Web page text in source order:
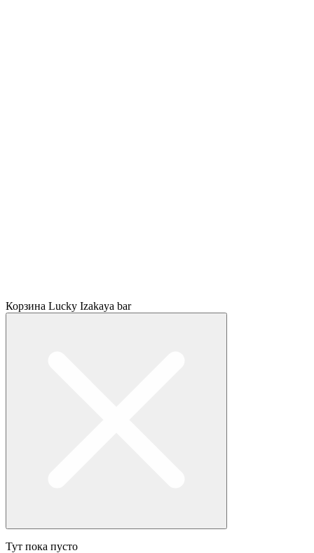
Корзина Lucky Izakaya bar
Тут пока пусто